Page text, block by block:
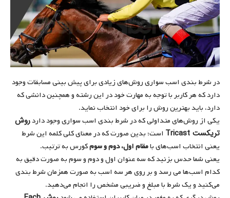
در شرط بندی اسب سواری روش‌های زیادی برای پیش بینی مسابقات وجود
دارد که هر کاربر با توجه به مهارت خود در این رشته و همچنین دانشی که
دارد، باید بهترین روش را برای خود انتخاب نماید.
یکی از روش‌های متداولی که در شرط بندی اسب سواری وجود داردروش
تریکست Tricast
است؛ بدین صورت که در معنای کلی کلمه این شرط
یعنی انتخاب اسب‌های بامقام اول، دوم و سومکورس به ترتیب.
یعنی شما حدس بزنید که سه عنوان اول و دوم و سوم به صورت دقیق به
کدام اسب‌ها می رسد و بر روی هر سه اسب به صورت همزمان شرط بندی
می‌کنید و یک شرط با مبلغ و ضریبی مشخص را انجام می‌دهید.